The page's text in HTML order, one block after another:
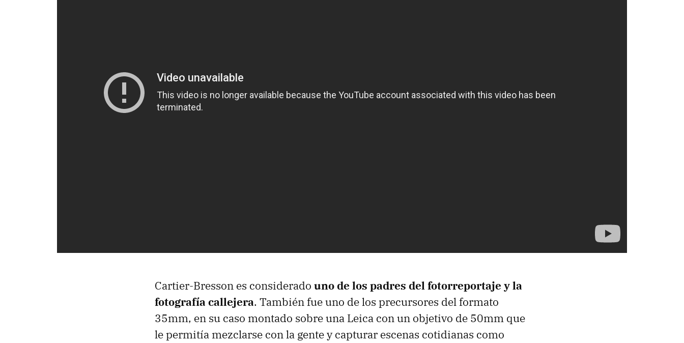
Cartier-Bresson es considerado uno de los padres del fotorreportaje y la
fotografía callejera. También fue uno de los precursores del formato
35mm, en su caso montado sobre una Leica con un objetivo de 50mm que
le permitía mezclarse con la gente y capturar escenas cotidianas como